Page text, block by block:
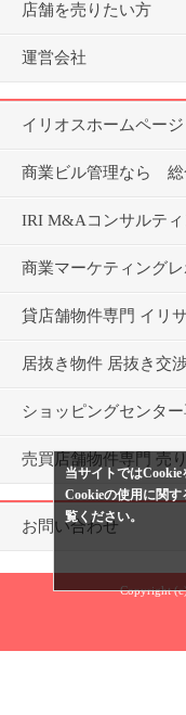
店舗を売りたい方
運営会社
イリオスホームページ
商業ビル管理なら 総
IRI M&Aコンサルテ
商業マーケティングレ
貸店舗物件専門 イリ
居抜き物件 居抜き交
ショッピングセンタ
売買店舗物件専門 売
お問い合わせ
Copyright
当サイトではCookie
Cookieの使用に関す
覧ください。